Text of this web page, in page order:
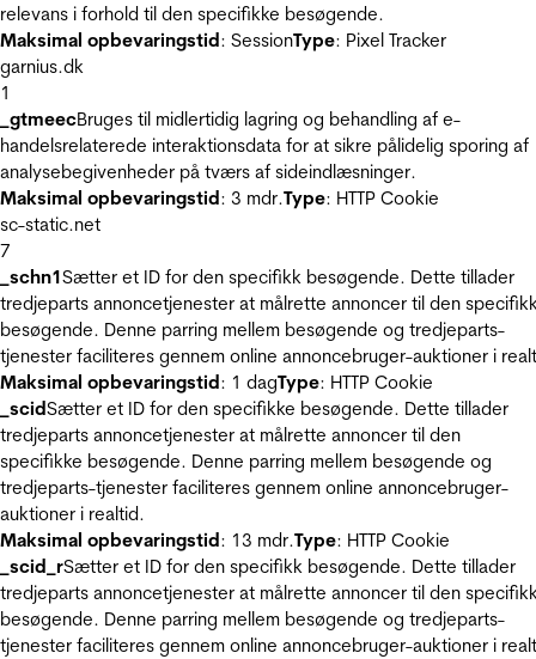
relevans i forhold til den specifikke besøgende.
Maksimal opbevaringstid: SessionType: Pixel Tracker
garnius.dk
1
_gtmeecBruges til midlertidig lagring og behandling af e-
handelsrelaterede interaktionsdata for at sikre pålidelig sporing af
analysebegivenheder på tværs af sideindlæsninger.
Maksimal opbevaringstid: 3 mdr.Type: HTTP Cookie
sc-static.net
7
_schn1Sætter et ID for den specifikk besøgende. Dette tillader
tredjeparts annoncetjenester at målrette annoncer til den
besøgende. Denne parring mellem besøgende og tredjeparts-
tjenester faciliteres gennem online annoncebruger-auktioner i
Maksimal opbevaringstid: 1 dagType: HTTP Cookie
_scidSætter et ID for den specifikke besøgende. Dette tillader
tredjeparts annoncetjenester at målrette annoncer til den
specifikke besøgende. Denne parring mellem besøgende og
tredjeparts-tjenester faciliteres gennem online annoncebruger-
auktioner i realtid.
Maksimal opbevaringstid: 13 mdr.Type: HTTP Cookie
_scid_rSætter et ID for den specifikk besøgende. Dette tillader
tredjeparts annoncetjenester at målrette annoncer til den
besøgende. Denne parring mellem besøgende og tredjeparts-
tjenester faciliteres gennem online annoncebruger-auktioner i